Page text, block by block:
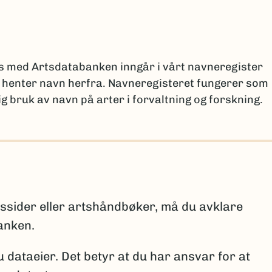
egen løsning for å dele data gjennom GBIF-
av GBIFs programvare Integrated Publishing
med installasjonen.
råd og veiledning før du begynner å bruke
med Artsdatabanken inngår i vårt navneregister
navn herfra. Navneregisteret fungerer som
bruk av navn på arter i forvaltning og forskning.
nivåene som må fylles ut er: rike – rekke –
– art, samt eventuelle underartsnivåer.
om arten er:
eller artshåndbøker, må du avklare
dataeier. Det betyr at du har ansvar for at